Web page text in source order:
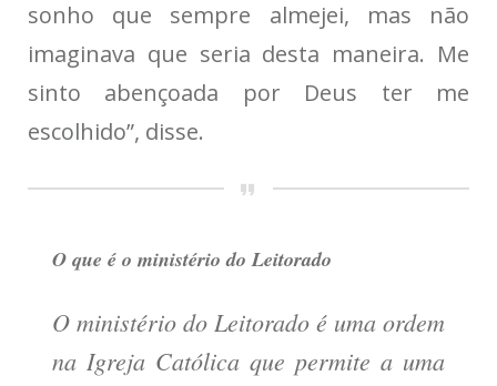
sonho que sempre almejei, mas não
imaginava que seria desta maneira. Me
sinto abençoada por Deus ter me
escolhido”, disse.
O que é o ministério do Leitorado
O ministério do Leitorado é uma ordem
na Igreja Católica que permite a uma